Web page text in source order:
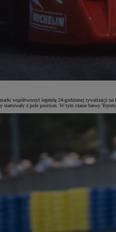
współtworzył legendę 24-godzinnej
z pole position. W tym czasie barwy